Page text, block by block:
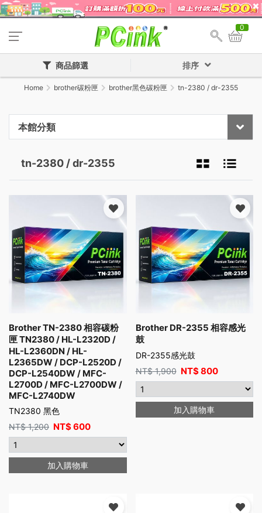
0
商品篩選 排序
Home brother碳粉匣 brother黑色碳粉匣 tn-2380 / dr-2355
本館分類
tn-2380 / dr-2355
Brother TN-2380 相容碳粉
匣 TN2380 / HL-L2320D /
HL-L2360DN / HL-
L2365DW / DCP-L2520D /
DCP-L2540DW / MFC-
L2700D / MFC-L2700DW /
MFC-L2740DW
TN2380 黑色
NT$1,200 NT$600
加入購物車
Brother DR-2355 相容感光
鼓
DR-2355感光鼓
NT$1,900 NT$800
加入購物車